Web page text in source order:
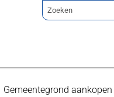
Gemeentegrond aankopen